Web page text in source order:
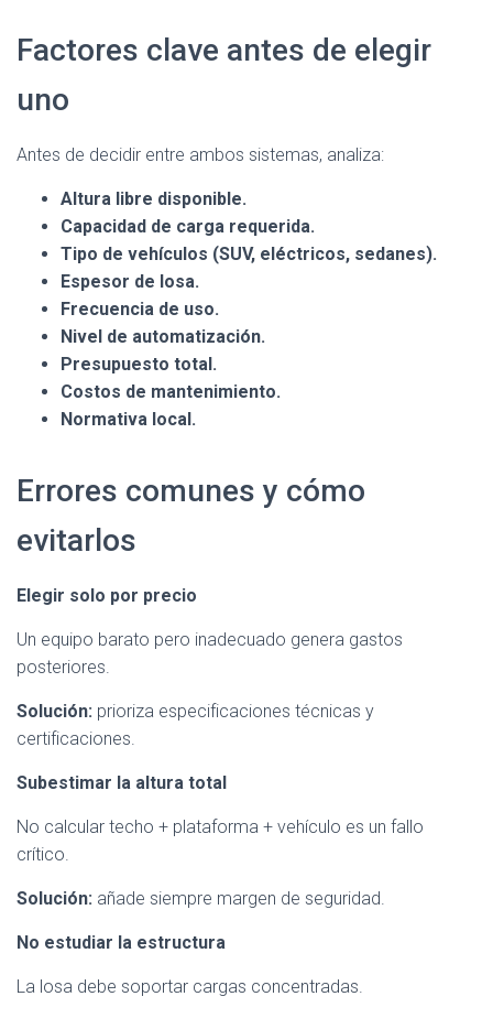
Factores clave antes de elegir
uno
Antes de decidir entre ambos sistemas, analiza:
Altura libre disponible.
Capacidad de carga requerida.
Tipo de vehículos (SUV, eléctricos, sedanes).
Espesor de losa.
Frecuencia de uso.
Nivel de automatización.
Presupuesto total.
Costos de mantenimiento.
Normativa local.
Errores comunes y cómo
evitarlos
Elegir solo por precio
Un equipo barato pero inadecuado genera gastos
posteriores.
Solución: prioriza especificaciones técnicas y
certificaciones.
Subestimar la altura total
No calcular techo + plataforma + vehículo es un fallo
crítico.
Solución: añade siempre margen de seguridad.
No estudiar la estructura
La losa debe soportar cargas concentradas.